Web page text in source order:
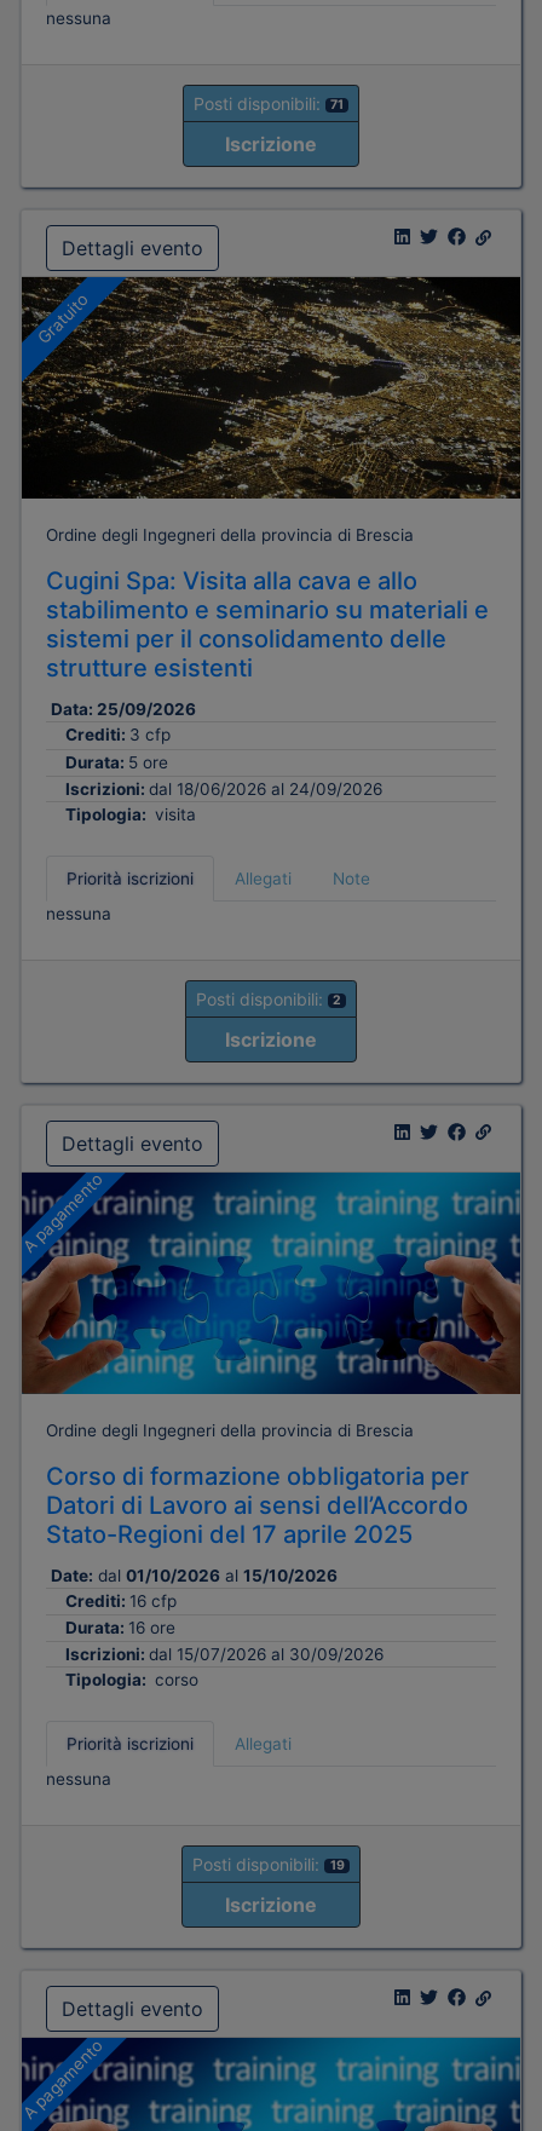
nessuna
Posti disponibili: 71
Iscrizione
Dettagli evento
Gratuito
Ordine degli Ingegneri della provincia di Brescia
Cugini Spa: Visita alla cava e allo
stabilimento e seminario su materiali e
sistemi per il consolidamento delle
strutture esistenti
Data: 25/09/2026
Crediti: 3 cfp
Durata: 5 ore
Iscrizioni: dal 18/06/2026 al 24/09/2026
Tipologia: visita
Priorità iscrizioni Allegati
Note
nessuna
Posti disponibili: 2
Iscrizione
Dettagli evento
A pagamento
Ordine degli Ingegneri della provincia di Brescia
Corso di formazione obbligatoria per
Datori di Lavoro ai sensi dell’Accordo
Stato-Regioni del 17 aprile 2025
Date: dal 01/10/2026 al 15/10/2026
Crediti: 16 cfp
Durata: 16 ore
Iscrizioni: dal 15/07/2026 al 30/09/2026
Tipologia: corso
Priorità iscrizioni
Allegati
nessuna
Posti disponibili: 19
Iscrizione
Dettagli evento
A pagamento